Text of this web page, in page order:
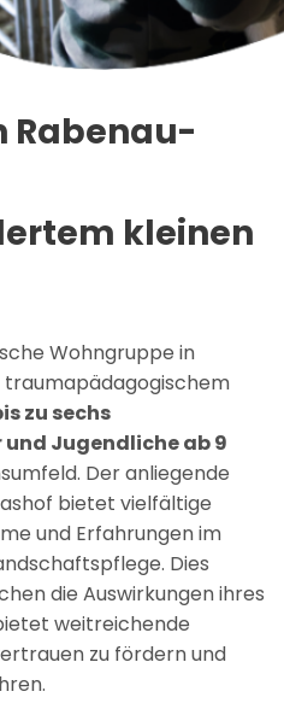
Rabenau-
kleinen
Wohngruppe in
traumapädagogischem
zu sechs
Jugendliche ab 9
Der anliegende
bietet vielfältige
und Erfahrungen im
Dies
die Auswirkungen ihres
weitreichende
zu fördern und